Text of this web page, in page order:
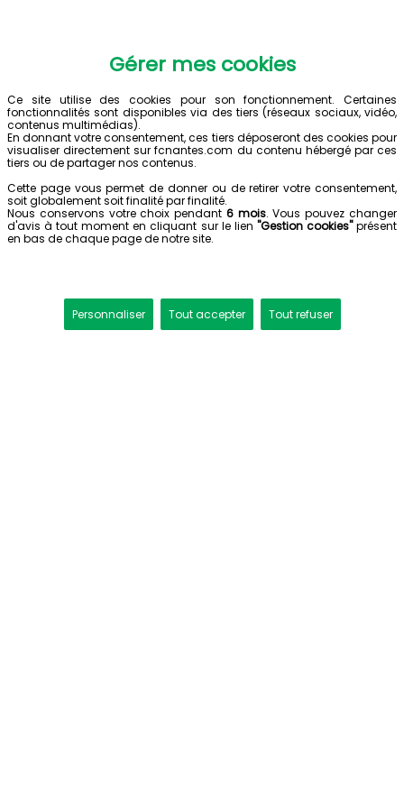
Gérer mes cookies
Ce site utilise des cookies pour son fonctionnement. Certaines
fonctionnalités sont disponibles via des tiers (réseaux sociaux, vidéo,
contenus multimédias).
En donnant votre consentement, ces tiers déposeront des cookies pour
visualiser directement sur fcnantes.com du contenu hébergé par ces
tiers ou de partager nos contenus.
Cette page vous permet de donner ou de retirer votre consentement,
soit globalement soit finalité par finalité.
Nous conservons votre choix pendant 6 mois. Vous pouvez changer
d'avis à tout moment en cliquant sur le lien "Gestion cookies"présent
en bas de chaque page de notre site.
Personnaliser Tout accepter Tout refuser